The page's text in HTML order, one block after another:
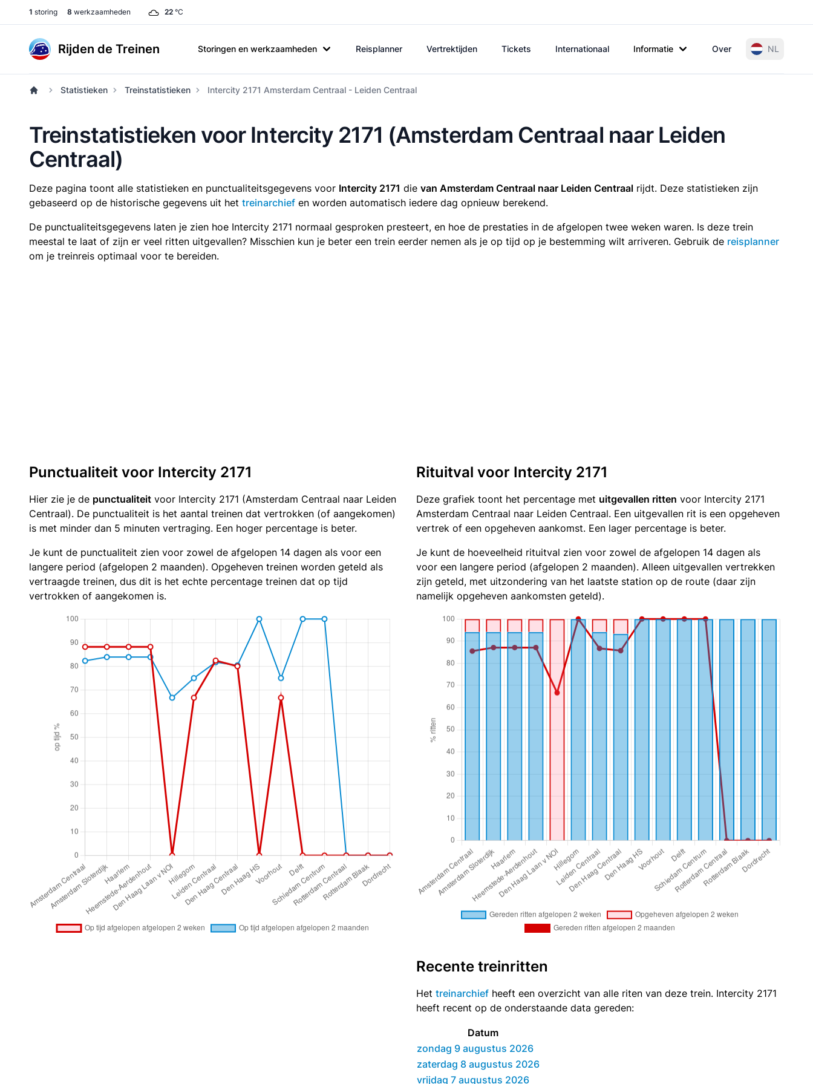
1 storing 8 werkzaamheden 22 °C
Rijden de Treinen Storingen en werkzaamheden Reisplanner Vertrektijden Tickets Internationaal Informatie Over NL
Statistieken Treinstatistieken Intercity 2171 Amsterdam Centraal - Leiden Centraal
Treinstatistieken voor Intercity 2171 (Amsterdam Centraal naar Leiden
Centraal)
Deze pagina toont alle statistieken en punctualiteitsgegevens voor Intercity 2171 die van Amsterdam Centraal naar Leiden Centraal rijdt. Deze statistieken zijn
gebaseerd op de historische gegevens uit het treinarchief en worden automatisch iedere dag opnieuw berekend.
De punctualiteitsgegevens laten je zien hoe Intercity 2171 normaal gesproken presteert, en hoe de prestaties in de afgelopen twee weken waren. Is deze trein
meestal te laat of zijn er veel ritten uitgevallen? Misschien kun je beter een trein eerder nemen als je op tijd op je bestemming wilt arriveren. Gebruik de reisplanner
om je treinreis optimaal voor te bereiden.
Punctualiteit voor Intercity 2171
Hier zie je de punctualiteit voor Intercity 2171 (Amsterdam Centraal naar Leiden
Centraal). De punctualiteit is het aantal treinen dat vertrokken (of aangekomen)
is met minder dan 5 minuten vertraging. Een hoger percentage is beter.
Je kunt de punctualiteit zien voor zowel de afgelopen 14 dagen als voor een
langere period (afgelopen 2 maanden). Opgeheven treinen worden geteld als
vertraagde treinen, dus dit is het echte percentage treinen dat op tijd
vertrokken of aangekomen is.
Rituitval voor Intercity 2171
Deze grafiek toont het percentage met uitgevallen ritten voor Intercity 2171
Amsterdam Centraal naar Leiden Centraal. Een uitgevallen rit is een opgeheven
vertrek of een opgeheven aankomst. Een lager percentage is beter.
Je kunt de hoeveelheid rituitval zien voor zowel de afgelopen 14 dagen als
voor een langere period (afgelopen 2 maanden). Alleen uitgevallen vertrekken
zijn geteld, met uitzondering van het laatste station op de route (daar zijn
namelijk opgeheven aankomsten geteld).
Recente treinritten
Het treinarchief heeft een overzicht van alle riten van deze trein. Intercity 2171
heeft recent op de onderstaande data gereden:
Datum
zondag 9 augustus 2026
zaterdag 8 augustus 2026
vrijdag 7 augustus 2026